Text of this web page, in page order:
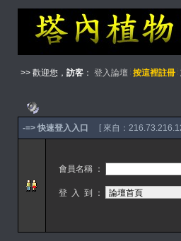
>> 歡迎您， 訪客： 登入論壇 按這裡註冊
-=> 快速登入入口 [ 來自：
會員名稱 ：
登 入 到 ：